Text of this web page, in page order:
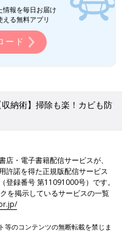
情報を毎日お届け
る無料アプリ
ード
収納術】掃除も楽！カビも防
店・電子書籍配信サービスが、
許諾を得た正規版配信サービス
登録番号 第11091000号）です。
を掲示しているサービスの一覧
等のコンテンツの無断転載を禁じま